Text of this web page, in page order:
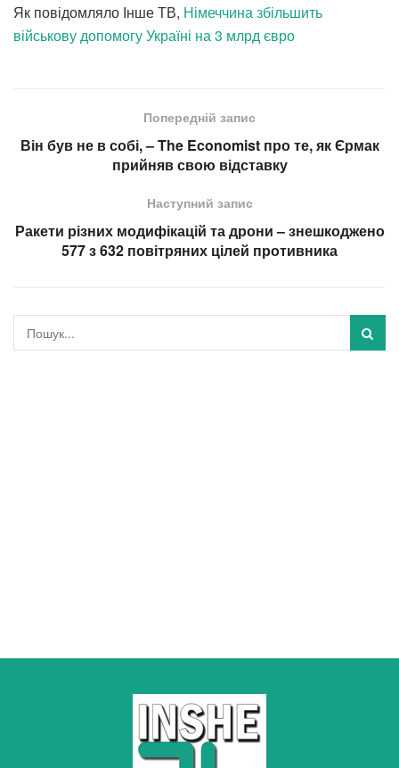
Як повідомляло Інше ТВ, Німеччина збільшить
військову допомогу Україні на 3 млрд євро
Попередній запис
Він був не в собі, – The Economist про те, як Єрмак
прийняв свою відставку
Наступний запис
Ракети різних модифікацій та дрони – знешкоджено
577 з 632 повітряних цілей противника